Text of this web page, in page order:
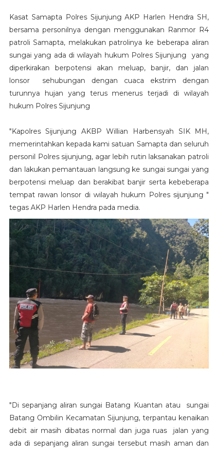
Kasat Samapta Polres Sijunjung AKP Harlen Hendra SH,
bersama personilnya dengan menggunakan Ranmor R4
patroli Samapta, melakukan patrolinya ke beberapa aliran
sungai yang ada di wilayah hukum Polres Sijunjung yang
diperkirakan berpotensi akan meluap, banjir, dan jalan
lonsor sehubungan dengan cuaca ekstrim dengan
turunnya hujan yang terus menerus terjadi di wilayah
hukum Polres Sijunjung
"Kapolres Sijunjung AKBP Willian Harbensyah SIK MH,
memerintahkan kepada kami satuan Samapta dan seluruh
personil Polres sijunjung, agar lebih rutin laksanakan patroli
dan lakukan pemantauan langsung ke sungai sungai yang
berpotensi meluap dan berakibat banjir serta kebeberapa
tempat rawan lonsor di wilayah hukum Polres sijunjung "
tegas AKP Harlen Hendra pada media.
"Di sepanjang aliran sungai Batang Kuantan atau sungai
Batang Ombilin Kecamatan Sijunjung, terpantau kenaikan
debit air masih dibatas normal dan juga ruas jalan yang
ada di sepanjang aliran sungai tersebut masih aman dan